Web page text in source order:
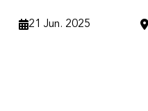
21 Jun. 2025